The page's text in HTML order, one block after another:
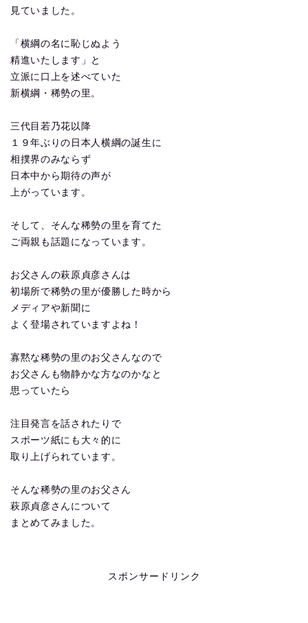
見ていました。
「横綱の名に恥じぬよう
精進いたします」と
立派に口上を述べていた
新横綱・稀勢の里。
三代目若乃花以降
１９年ぶりの日本人横綱の誕生に
相撲界のみならず
日本中から期待の声が
上がっています。
そして、そんな稀勢の里を育てた
ご両親も話題になっています。
お父さんの萩原貞彦さんは
初場所で稀勢の里が優勝した時から
メディアや新聞に
よく登場されていますよね！
寡黙な稀勢の里のお父さんなので
お父さんも物静かな方なのかなと
思っていたら
注目発言を話されたりで
スポーツ紙にも大々的に
取り上げられています。
そんな稀勢の里のお父さん
萩原貞彦さんについて
まとめてみました。
スポンサードリンク